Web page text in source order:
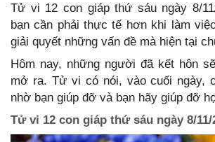
Tử vi 12 con giáp thứ sáu ngày 8/
bạn cần phải thực tế hơn khi làm
giải quyết những vấn đề mà hiện tại
Hôm nay, những người đã kết hôn
mở ra. Tử vi có nói, vào cuối ngày,
nhờ bạn giúp đỡ và bạn hãy giúp đỡ
Tử vi 12 con giáp thứ sáu ngày 8/